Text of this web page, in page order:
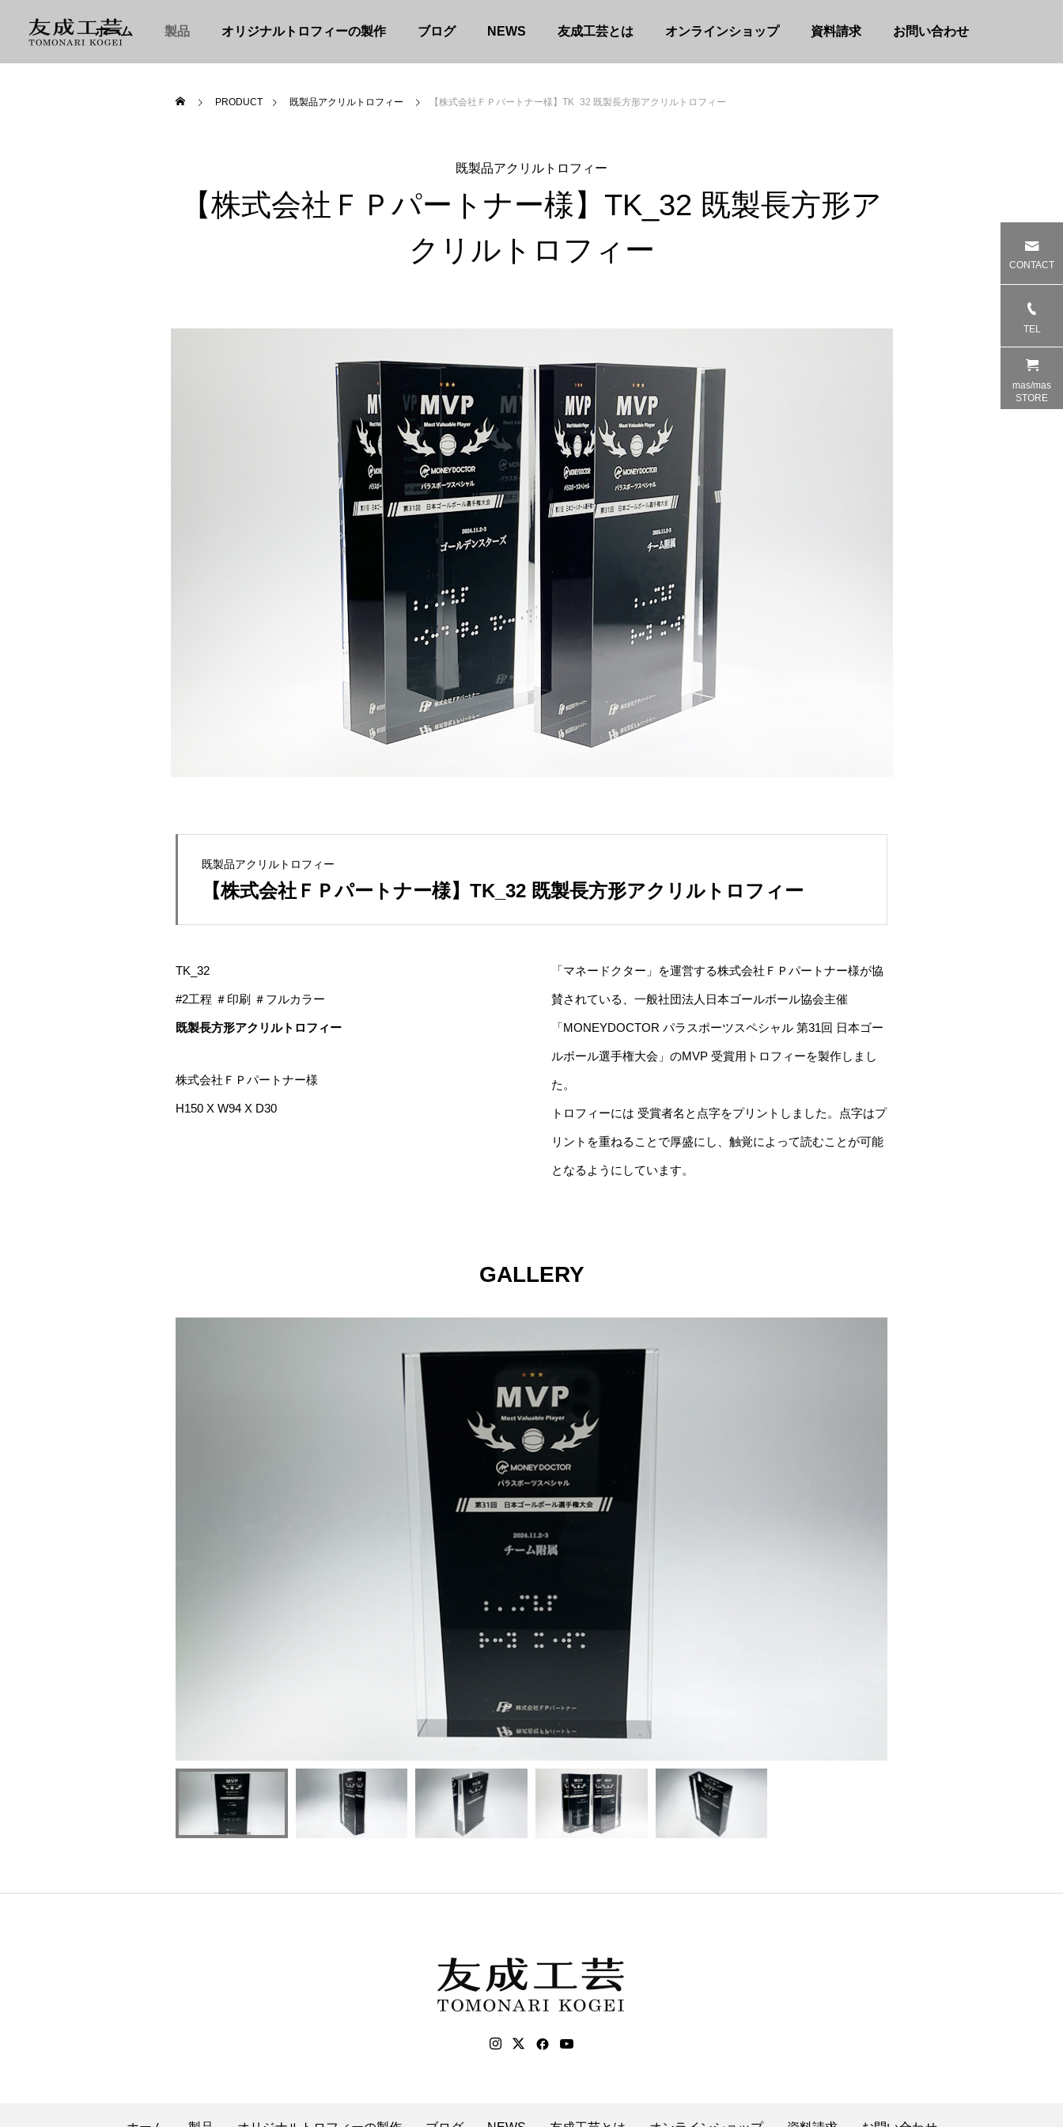
ホーム 製品 オリジナルトロフィーの製作 ブログ NEWS 友成工芸とは オンラインショップ 資料請求 お問い合わせ
PRODUCT 既製品アクリルトロフィー 【株式会社ＦＰパートナー様】TK_32 既製長方形アクリルトロフィー
既製品アクリルトロフィー
【株式会社ＦＰパートナー様】TK_32 既製長方形ア
クリルトロフィー
既製品アクリルトロフィー
【株式会社ＦＰパートナー様】TK_32 既製長方形アクリルトロフィー
TK_32
#2工程 ＃印刷 ＃フルカラー
既製長方形アクリルトロフィー
株式会社ＦＰパートナー様
H150 X W94 X D30
「マネードクター」を運営する株式会社ＦＰパートナー様が協
賛されている、一般社団法人日本ゴールボール協会主催
「MONEYDOCTOR パラスポーツスペシャル 第31回 日本ゴー
ルボール選手権大会」のMVP 受賞用トロフィーを製作しまし
た。
トロフィーには 受賞者名と点字をプリントしました。点字はプ
リントを重ねることで厚盛にし、触覚によって読むことが可能
となるようにしています。
GALLERY
CONTACT
TEL
mas/mas
STORE